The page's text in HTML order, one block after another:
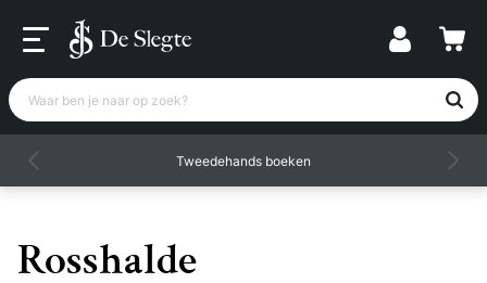
Waar ben je naar op zoek?
Tweedehands boeken
Rosshalde